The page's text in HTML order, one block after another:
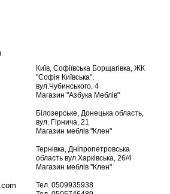
Київ, Софіївська Борщагівка, ЖК
"Софія Київська",
вул.Чубинського, 4
Магазин "Азбука Меблів"
Білозерське, Донецька область,
вул. Гірнича, 21
Магазин меблів "Клен"
Тернівка, Дніпропетровська
область вул.Харківська, 26/4
Магазин меблів "Клен"
Тел. 0509935938